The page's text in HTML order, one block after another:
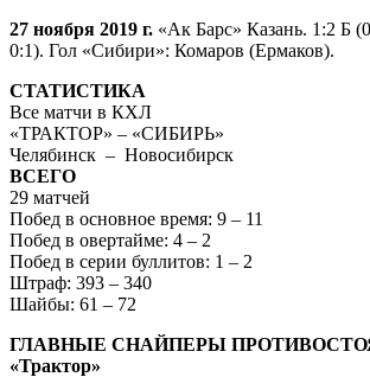
27 ноября 2019 г. «Ак Барс» Казань. 1:2 Б
0:1). Гол «Сибири»: Комаров (Ермаков).
СТАТИСТИКА
Все матчи в КХЛ
«ТРАКТОР» – «СИБИРЬ»
Челябинск – Новосибирск
ВСЕГО
29 матчей
Побед в основное время: 9 – 11
Побед в овертайме: 4 – 2
Побед в серии буллитов: 1 – 2
Штраф: 393 – 340
Шайбы: 61 – 72
ГЛАВНЫЕ СНАЙПЕРЫ
«Трактор»